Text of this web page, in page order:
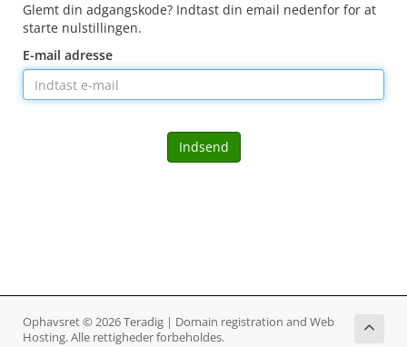
Glemt din adgangskode? Indtast din email nedenfor for at
starte nulstillingen.
E-mail adresse
Indsend
Ophavsret © 2026 Teradig | Domain registration and Web
Hosting. Alle rettigheder forbeholdes.